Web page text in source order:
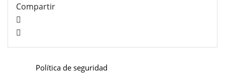
Compartir
Política de seguridad